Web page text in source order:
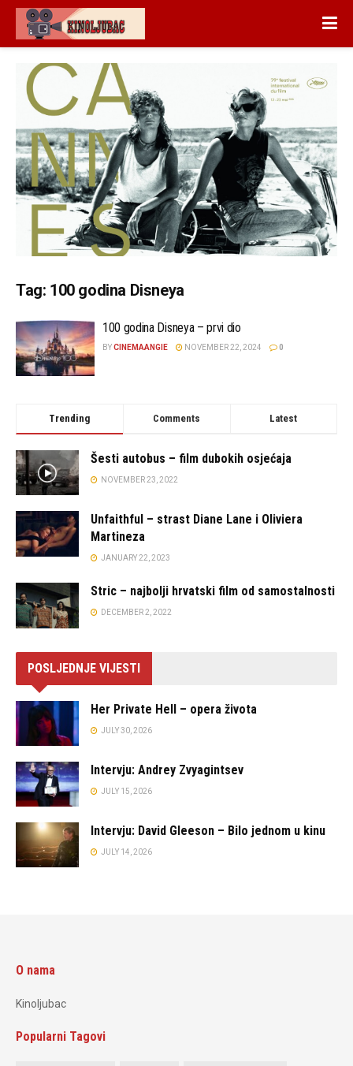
Tag: 100 godina Disneya
100 godina Disneya – prvi dio
BYCINEMAANGIE NOVEMBER 22, 2024 0
Trending Comments Latest
Šesti autobus – film dubokih osjećaja
NOVEMBER 23, 2022
Unfaithful – strast Diane Lane i Oliviera
Martineza
JANUARY 22, 2023
Stric – najbolji hrvatski film od samostalnosti
DECEMBER 2, 2022
POSLJEDNJE VIJESTI
Her Private Hell – opera života
JULY 30, 2026
Intervju: Andrey Zvyagintsev
JULY 15, 2026
Intervju: David Gleeson – Bilo jednom u kinu
JULY 14, 2026
O nama
Kinoljubac
Popularni Tagovi